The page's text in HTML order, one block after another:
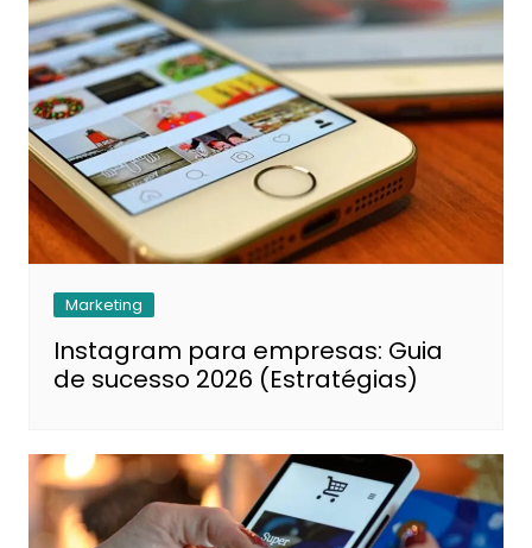
Marketing
Instagram para empresas: Guia
de sucesso 2026 (Estratégias)